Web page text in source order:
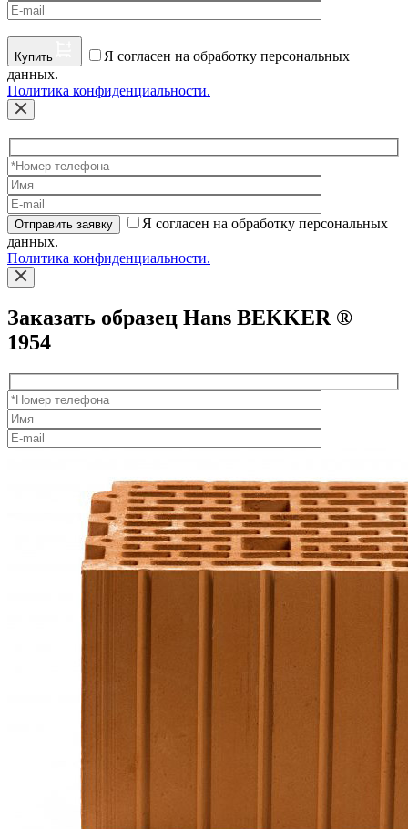
Купить
Я согласен на обработку персональных
данных.
Политика конфиденциальности.
Отправить заявку
Я согласен на обработку персональных
данных.
Политика конфиденциальности.
Заказать образец Hans BEKKER ®
1954